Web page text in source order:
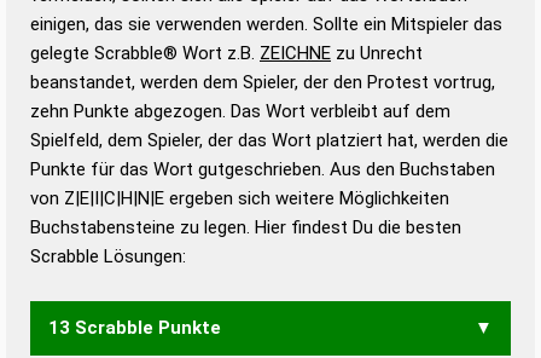
bestimmen!
zugelassene Turnier Scrabble-
Wörterbücher sind:
Duden – Standardwerk in 12 Bänden
Duden – Richtiges und gutes
Deutsch
Duden – Die deutsche Grammatik
Duden – Deutsches
einigen, das sie verwenden werden. Sollte ein Mitspieler das
gelegte Scrabble® Wort z.B. ZEICHNE zu Unrecht
beanstandet, werden dem Spieler, der den Protest vortrug,
zehn Punkte abgezogen. Das Wort verbleibt auf dem
Spielfeld, dem Spieler, der das Wort platziert hat, werden die
Punkte für das Wort gutgeschrieben. Aus den Buchstaben
von Z|E|I|C|H|N|E ergeben sich weitere Möglichkeiten
Buchstabensteine zu legen. Hier findest Du die besten
Scrabble Lösungen:
13 Scrabble Punkte